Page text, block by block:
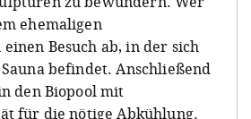
ehemaligen
Besuch ab, in der sich
befindet. Anschließend
den Biopool mit
für die nötige Abkühlung.